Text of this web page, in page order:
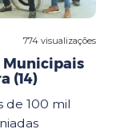
774 visualizações
Municipais
(14)
de 100 mil